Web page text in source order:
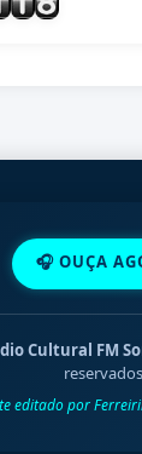
🎧 OUÇA
Cultural FM
editado por